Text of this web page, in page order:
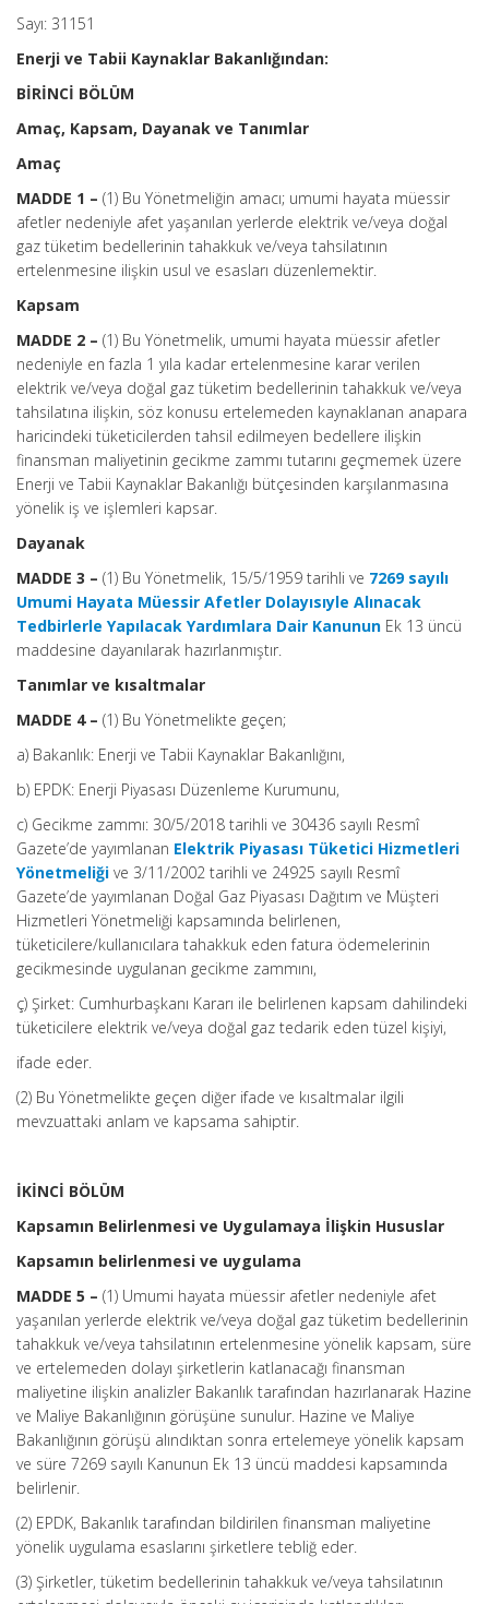
dakika
Sayı: 31151
Enerji ve Tabii Kaynaklar Bakanlığından:
BİRİNCİ BÖLÜM
Amaç, Kapsam, Dayanak ve Tanımlar
Amaç
MADDE 1 – (1) Bu Yönetmeliğin amacı; umumi hayata müessir
afetler nedeniyle afet yaşanılan yerlerde elektrik ve/veya doğal
gaz tüketim bedellerinin tahakkuk ve/veya tahsilatının
ertelenmesine ilişkin usul ve esasları düzenlemektir.
Kapsam
MADDE 2 – (1) Bu Yönetmelik, umumi hayata müessir afetler
nedeniyle en fazla 1 yıla kadar ertelenmesine karar verilen
elektrik ve/veya doğal gaz tüketim bedellerinin tahakkuk ve/veya
tahsilatına ilişkin, söz konusu ertelemeden kaynaklanan anapara
haricindeki tüketicilerden tahsil edilmeyen bedellere ilişkin
finansman maliyetinin gecikme zammı tutarını geçmemek üzere
Enerji ve Tabii Kaynaklar Bakanlığı bütçesinden karşılanmasına
yönelik iş ve işlemleri kapsar.
Dayanak
MADDE 3 – (1) Bu Yönetmelik, 15/5/1959 tarihli ve 7269 sayılı
Umumi Hayata Müessir Afetler Dolayısıyle Alınacak
Tedbirlerle Yapılacak Yardımlara Dair Kanunun Ek 13 üncü
maddesine dayanılarak hazırlanmıştır.
Tanımlar ve kısaltmalar
MADDE 4 – (1) Bu Yönetmelikte geçen;
a) Bakanlık: Enerji ve Tabii Kaynaklar Bakanlığını,
b) EPDK: Enerji Piyasası Düzenleme Kurumunu,
c) Gecikme zammı: 30/5/2018 tarihli ve 30436 sayılı Resmî
Gazete’de yayımlanan Elektrik Piyasası Tüketici Hizmetleri
Yönetmeliği ve 3/11/2002 tarihli ve 24925 sayılı Resmî
Gazete’de yayımlanan Doğal Gaz Piyasası Dağıtım ve Müşteri
Hizmetleri Yönetmeliği kapsamında belirlenen,
tüketicilere/kullanıcılara tahakkuk eden fatura ödemelerinin
gecikmesinde uygulanan gecikme zammını,
ç) Şirket: Cumhurbaşkanı Kararı ile belirlenen kapsam dahilindeki
tüketicilere elektrik ve/veya doğal gaz tedarik eden tüzel kişiyi,
ifade eder.
(2) Bu Yönetmelikte geçen diğer ifade ve kısaltmalar ilgili
mevzuattaki anlam ve kapsama sahiptir.
İKİNCİ BÖLÜM
Kapsamın Belirlenmesi ve Uygulamaya İlişkin Hususlar
Kapsamın belirlenmesi ve uygulama
MADDE 5 – (1) Umumi hayata müessir afetler nedeniyle afet
yaşanılan yerlerde elektrik ve/veya doğal gaz tüketim bedellerinin
tahakkuk ve/veya tahsilatının ertelenmesine yönelik kapsam, süre
ve ertelemeden dolayı şirketlerin katlanacağı finansman
maliyetine ilişkin analizler Bakanlık tarafından hazırlanarak Hazine
ve Maliye Bakanlığının görüşüne sunulur. Hazine ve Maliye
Bakanlığının görüşü alındıktan sonra ertelemeye yönelik kapsam
ve süre 7269 sayılı Kanunun Ek 13 üncü maddesi kapsamında
belirlenir.
(2) EPDK, Bakanlık tarafından bildirilen finansman maliyetine
yönelik uygulama esaslarını şirketlere tebliğ eder.
(3) Şirketler, tüketim bedellerinin tahakkuk ve/veya tahsilatının